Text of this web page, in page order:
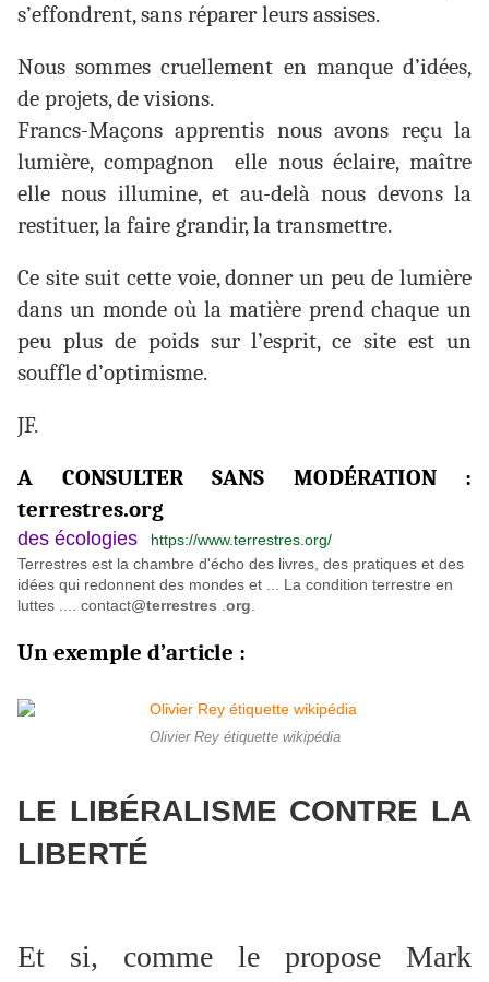
s’effondrent, sans réparer leurs assises.
Nous sommes cruellement en manque d’idées,
de projets, de visions.
Francs-Maçons apprentis nous avons reçu la
lumière, compagnon elle nous éclaire, maître
elle nous illumine, et au-delà nous devons la
restituer, la faire grandir, la transmettre.
Ce site suit cette voie, donner un peu de lumière
dans un monde où la matière prend chaque un
peu plus de poids sur l’esprit, ce site est un
souffle d’optimisme.
JF.
A CONSULTER SANS MODÉRATION :
terrestres.org
des écologies
https://www.terrestres.org/
Terrestres est la chambre d'écho des livres, des pratiques et des
idées qui redonnent des mondes et ... La condition terrestre en
luttes .... contact@terrestres org
Un exemple d’article :
Olivier Rey étiquette wikipédia
LE LIBÉRALISME CONTRE LA
LIBERTÉ
Et si, comme le propose Mark